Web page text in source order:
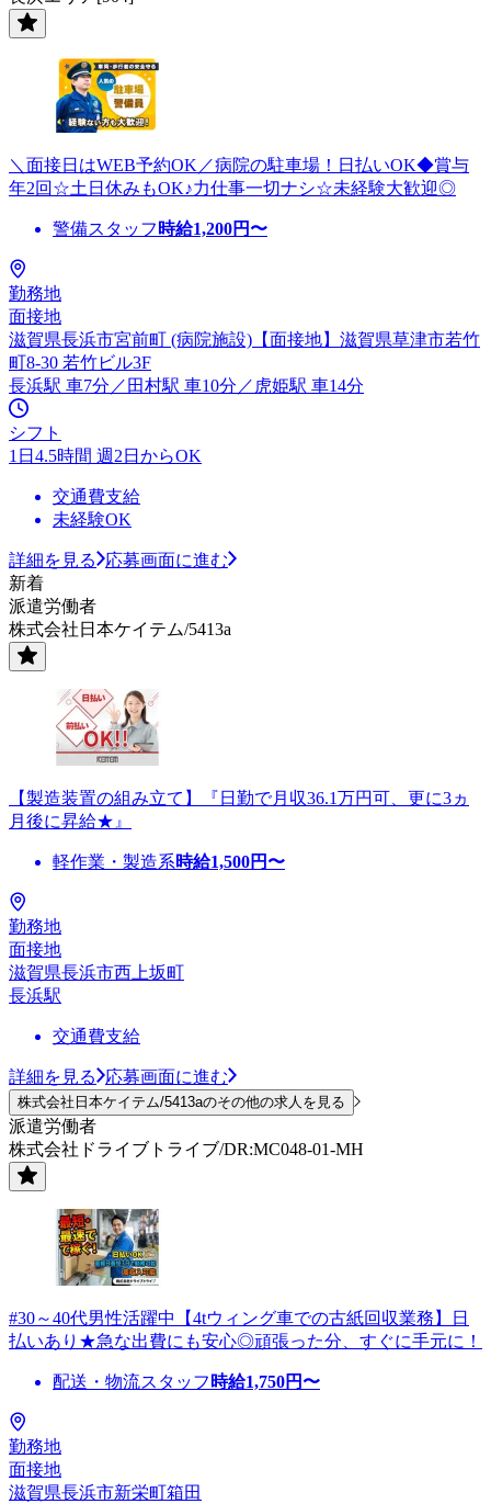
＼面接日はWEB予約OK／病院の駐車場！日払いOK◆賞与
年2回☆土日休みもOK♪力仕事一切ナシ☆未経験大歓迎◎
警備スタッフ 時給1,200円〜
勤務地
面接地
滋賀県長浜市宮前町 (病院施設)【面接地】滋賀県草津市若竹
町8-30 若竹ビル3F
長浜駅 車7分／田村駅 車10分／虎姫駅 車14分
シフト
1日4.5時間 週2日からOK
交通費支給
未経験OK
詳細を見る
応募画面に進む
新着
派遣労働者
株式会社日本ケイテム/5413a
【製造装置の組み立て】『日勤で月収36.1万円可、更に3ヵ
月後に昇給★』
軽作業・製造系時給1,500円〜
勤務地
面接地
滋賀県長浜市西上坂町
長浜駅
交通費支給
詳細を見る 応募画面に進む
株式会社日本ケイテム/5413aのその他の求人を見る
派遣労働者
株式会社ドライブトライブ/DR:MC048-01-MH
#30～40代男性活躍中【4tウィング車での古紙回収業務】日
払いあり★急な出費にも安心◎頑張った分、すぐに手元に！
配送・物流スタッフ 時給1,750円〜
勤務地
面接地
滋賀県長浜市新栄町箱田